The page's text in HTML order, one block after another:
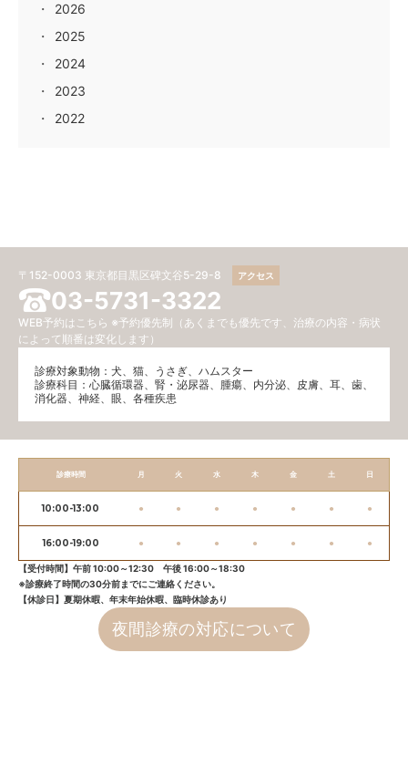
2026
2025
2024
2023
2022
〒152-0003 東京都目黒区碑文谷5-29-8 アクセス
03-5731-3322
WEB予約はこちら ※予約優先制（あくまでも優先です、治療の内容・病状
によって順番は変化します）
診療対象動物：犬、猫、うさぎ、ハムスター
診療科目：⼼臓循環器、腎・泌尿器、腫瘍、内分泌、⽪膚、耳、歯、
消化器、神経、眼、各種疾患
診療時間 月 火 水 木 金 土 日
10:00-13:00 ● ● ● ● ● ● ●
16:00-19:00 ● ● ● ● ● ● ●
【受付時間】午前 10:00～12:30 午後 16:00～18:30
※診療終了時間の30分前までにご連絡ください。
【休診日】夏期休暇、年末年始休暇、臨時休診あり
夜間診療の対応について